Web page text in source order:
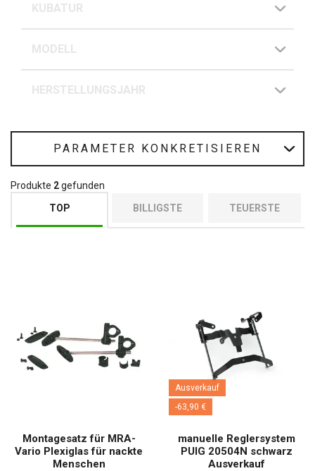
KUBATUR
MODELL
HERSTELLUNGSJAHR
PARAMETER KONKRETISIEREN
Produkte 2gefunden
TOP
BILLIGSTE TEUERSTE
Montagesatz für MRA-
Vario Plexiglas für nackte
Menschen
Ausverkauf
-63,90 €
manuelle Reglersystem
PUIG 20504N schwarz
Ausverkauf